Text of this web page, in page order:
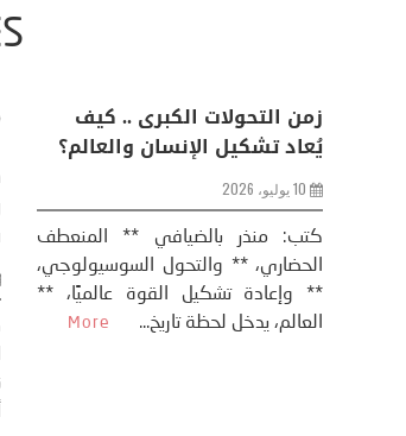
تحليل اخباري/ أمريكا وايران:
عودة الحرب .. و “هرمز” مربط
الفرس
8 يوليو، 2026
تحليل – منذر بالضيافي عاد الرئيس
الأمريكي دونالد ترامب إلى قصف
ايران، وذلك ردا على ما اعتبره الرئيس